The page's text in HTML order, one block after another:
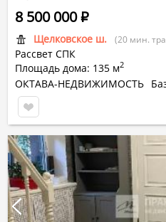
Щелковское ш. (20 мин.
Рассвет СПК
Площадь дома: 135 м2
8 500 000Р
ОКТАВА-НЕДВИЖИМОСТЬ